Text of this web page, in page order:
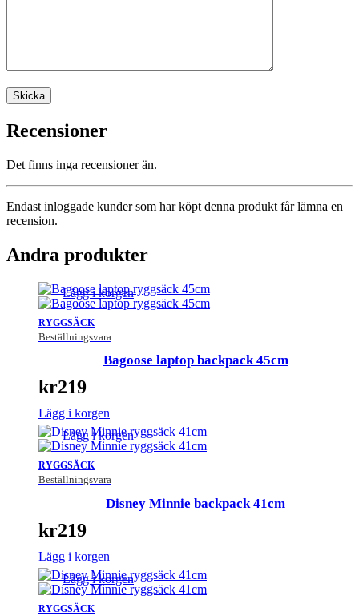
Recensioner
Det finns inga recensioner än.
Endast inloggade kunder som har köpt denna produkt får lämna en
recension.
Andra produkter
RYGGSÄCK
Beställningsvara
Lägg i korgen
Bagoose laptop backpack 45cm
kr219
Lägg i korgen
RYGGSÄCK
Beställningsvara
Lägg i korgen
Disney Minnie backpack 41cm
kr219
Lägg i korgen
RYGGSÄCK
Lägg i korgen